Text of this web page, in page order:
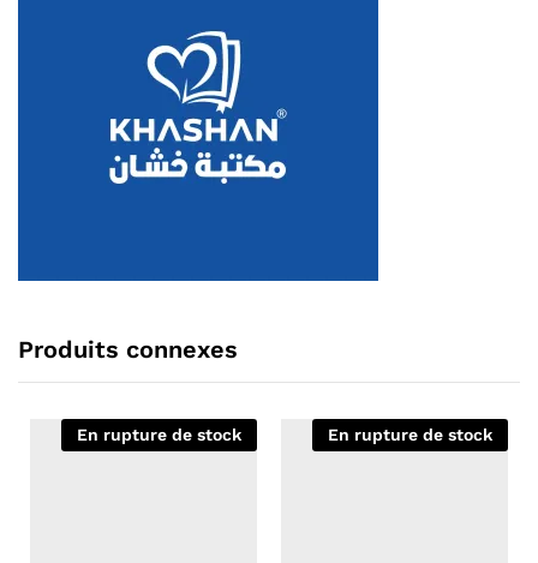
Produits connexes
En rupture de stock En rupture de stock